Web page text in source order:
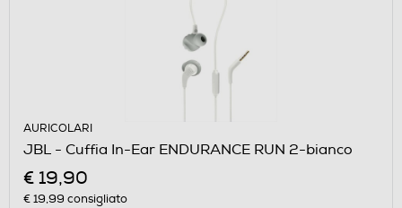
AURICOLARI
JBL - Cuffia In-Ear ENDURANCE RUN 2-bianco
€ 19,90
€ 19,99 consigliato